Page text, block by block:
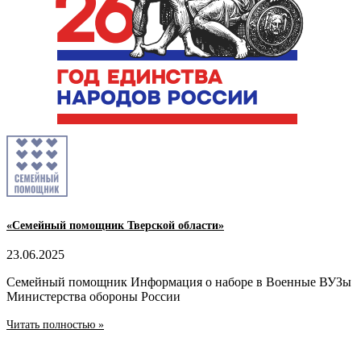
«Семейный помощник Тверской области»
23.06.2025
Семейный помощник Информация о наборе в Военные ВУЗы
Министерства обороны России
Читать полностью »